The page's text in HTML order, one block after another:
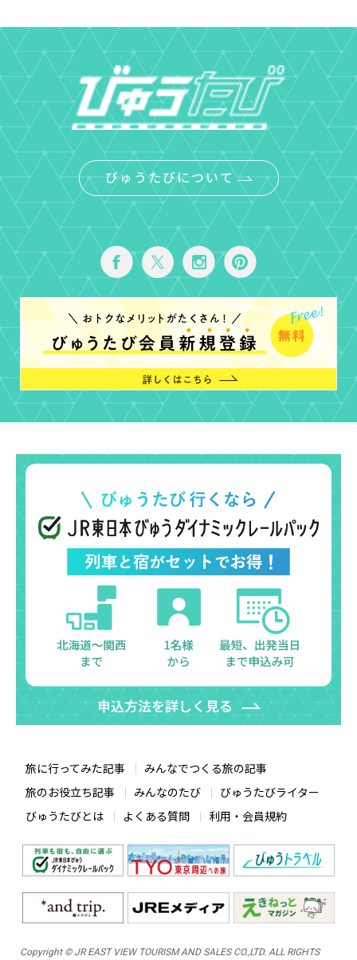
びゅうたびについて
旅に行ってみた記事
みんなでつくる旅の記事
旅のお役立ち記事
みんなのたび
びゅうたびライター
びゅうたびとは
よくある質問 利用・会員規約
Copyright © JR EAST VIEW TOURISM AND SALES CO.,LTD. ALL RIGHTS